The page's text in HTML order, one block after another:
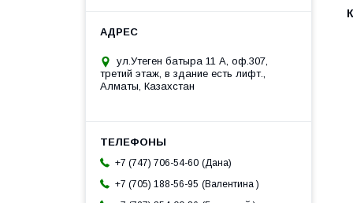
ул.Утеген батыра 11 А, оф.307,
третий этаж, в здание есть лифт.,
Алматы, Казахстан
+7 (747) 706-54-60 Дана
+7 (705) 188-56-95
Валентина